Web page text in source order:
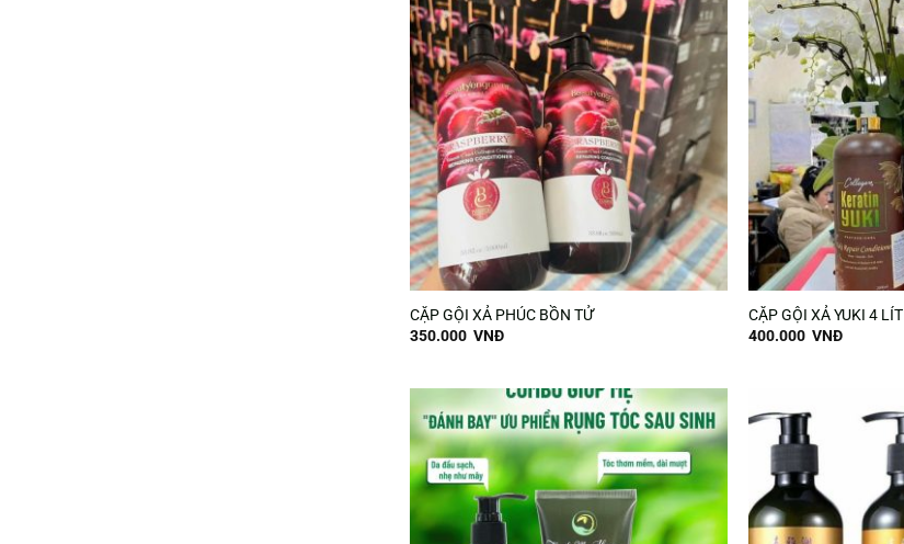
CẶP GỘI XẢ PHÚC BỒN TỬ
350.000 VNĐ
CẶP GỘI XẢ YUKI 4 LÍT
400.000 VNĐ